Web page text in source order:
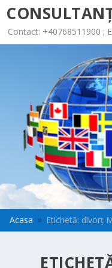
Contact: +40768511900 ;
Acasa 9 Etichetă: divorț